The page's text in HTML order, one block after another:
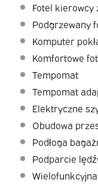
Fotel kierowcy
Podgrzewany
Komputer
Komfortowe
Tempomat
Tempomat
Elektryczne
Obudowa
Podłoga
Podparcie